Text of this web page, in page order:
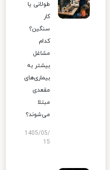
طولانی یا
کار
سنگین؟
کدام
مشاغل
بیشتر به
بیماری‌های
مقعدی
مبتلا
می‌شوند؟
1405/05/
15